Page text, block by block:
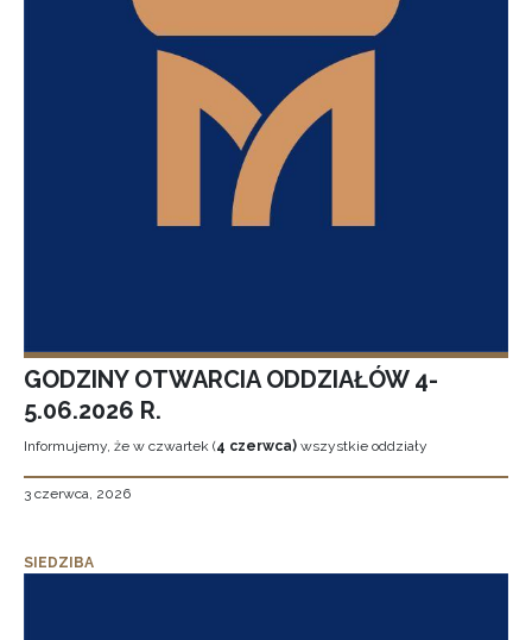
GODZINY OTWARCIA ODDZIAŁÓW 4-
5.06.2026 R.
Informujemy, że w czwartek (4 czerwca) wszystkie oddziały
3 czerwca, 2026
SIEDZIBA